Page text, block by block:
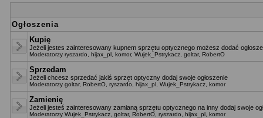
Ogłoszenia
Kupię
Jeżeli jestes zainteresowany kupnem sprzętu optycznego możesz dodać
Moderatorzy ryszardo hijax_pl komor, Wujek_Pstrykacz goltar, RobertO
Sprzedam
Jeżeli chcesz sprzedać jakiś sprzęt optyczny dodaj swoje ogłoszenie
Moderatorzy goltar, RobertO ryszardo hijax_pl Wujek_Pstrykacz komor
Zamienię
Jeżeli jesteś zainteresowany zamianą sprzętu optycznego na inny dodaj swoje
Moderatorzy Wujek_Pstrykacz goltar, RobertO ryszardo hijax_pl komor